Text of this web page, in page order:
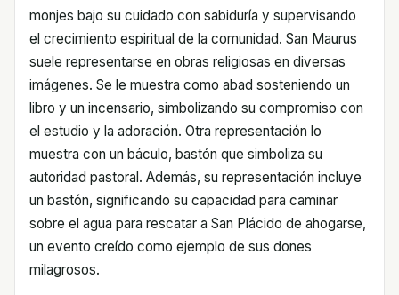
monjes bajo su cuidado con sabiduría y supervisando
el crecimiento espiritual de la comunidad. San Maurus
suele representarse en obras religiosas en diversas
imágenes. Se le muestra como abad sosteniendo un
libro y un incensario, simbolizando su compromiso con
el estudio y la adoración. Otra representación lo
muestra con un báculo, bastón que simboliza su
autoridad pastoral. Además, su representación incluye
un bastón, significando su capacidad para caminar
sobre el agua para rescatar a San Plácido de ahogarse,
un evento creído como ejemplo de sus dones
milagrosos.